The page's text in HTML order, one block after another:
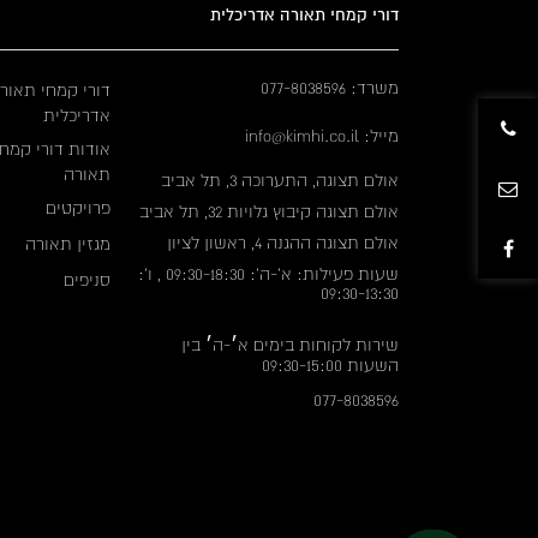
דורי קמחי תאורה אדריכלית
משרד: 077-8038596
מייל: info@kimhi.co.il
אולם תצוגה, התערוכה 3, תל אביב
אולם תצוגה קיבוץ גלויות 32, תל אביב
אולם תצוגה ההגנה 4, ראשון לציון
שעות פעילות: א'-ה': 09:30-18:30 , ו':
09:30-13:30
שירות לקוחות בימים א׳-ה׳ בין
השעות 09:30-15:00
077-8038596
דורי קמחי
אדריכלית
אודות דורי
תאורה
פרויקטים
מגזין תאורה
סניפים